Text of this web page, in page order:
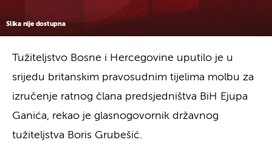
Slika nije dostupna
Tužiteljstvo Bosne i Hercegovine uputilo je u
srijedu britanskim pravosudnim tijelima molbu za
izručenje ratnog člana predsjedništva BiH Ejupa
Ganića, rekao je glasnogovornik državnog
tužiteljstva Boris Grubešić.